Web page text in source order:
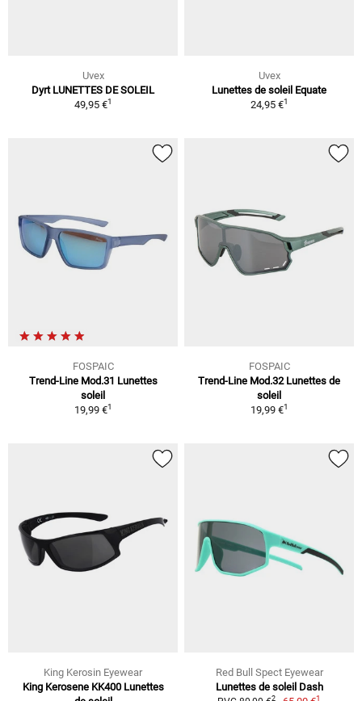
Uvex
Dyrt LUNETTES DE SOLEIL
49,95 €1
Uvex
Lunettes de soleil Equate
24,95 €1
FOSPAIC
Trend-Line Mod.31 Lunettes
soleil
19,99 €1
FOSPAIC
Trend-Line Mod.32 Lunettes de
soleil
19,99 €1
King Kerosin Eyewear
King Kerosene KK400 Lunettes
Red Bull Spect Eyewear
Lunettes de soleil Dash
2 1